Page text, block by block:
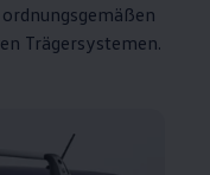
Trägersystemen.